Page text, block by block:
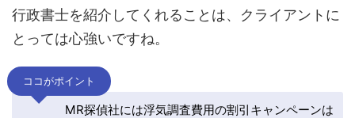
行政書士を紹介してくれることは、クライアントに
とっては心強いですね。
ココがポイント
MR探偵社には浮気調査費用の割引キャンペーンは